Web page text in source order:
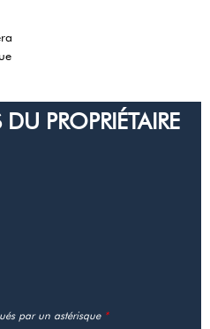
PROPRIÉTAIRE
par un astérisque *